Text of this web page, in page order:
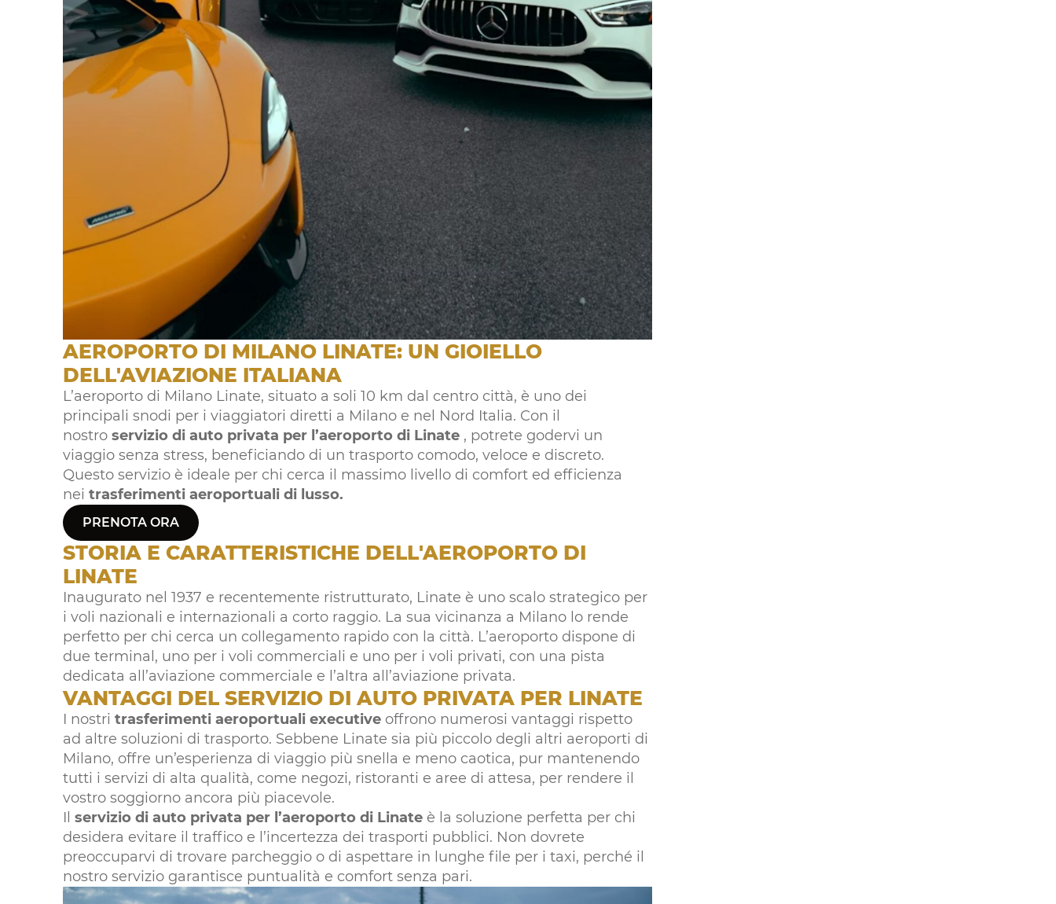
AEROPORTO DI MILANO LINATE: UN GIOIELLO
DELL'AVIAZIONE ITALIANA
L’aeroporto di Milano Linate, situato a soli 10 km dal centro città, è uno dei
principali snodi per i viaggiatori diretti a Milano e nel Nord Italia. Con il
nostro servizio di auto privata per l’aeroporto di Linate , potrete godervi un
viaggio senza stress, beneficiando di un trasporto comodo, veloce e discreto.
Questo servizio è ideale per chi cerca il massimo livello di comfort ed efficienza
nei trasferimenti aeroportuali di lusso.
PRENOTA ORA
STORIA E CARATTERISTICHE DELL'AEROPORTO DI
LINATE
Inaugurato nel 1937 e recentemente ristrutturato, Linate è uno scalo strategico per
i voli nazionali e internazionali a corto raggio. La sua vicinanza a Milano lo rende
perfetto per chi cerca un collegamento rapido con la città. L’aeroporto dispone di
due terminal, uno per i voli commerciali e uno per i voli privati, con una pista
dedicata all’aviazione commerciale e l’altra all’aviazione privata.
VANTAGGI DEL SERVIZIO DI AUTO PRIVATA PER LINATE
I nostri trasferimenti aeroportuali executive offrono numerosi vantaggi rispetto
ad altre soluzioni di trasporto. Sebbene Linate sia più piccolo degli altri aeroporti di
Milano, offre un’esperienza di viaggio più snella e meno caotica, pur mantenendo
tutti i servizi di alta qualità, come negozi, ristoranti e aree di attesa, per rendere il
vostro soggiorno ancora più piacevole.
Il servizio di auto privata per l’aeroporto di Linate è la soluzione perfetta per chi
desidera evitare il traffico e l’incertezza dei trasporti pubblici. Non dovrete
preoccuparvi di trovare parcheggio o di aspettare in lunghe file per i taxi, perché il
nostro servizio garantisce puntualità e comfort senza pari.